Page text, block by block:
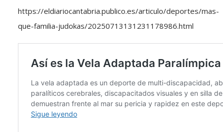
https://eldiariocantabria.publico.es/articulo/deportes/mas-
que-familia-judokas/20250713131231178986.html